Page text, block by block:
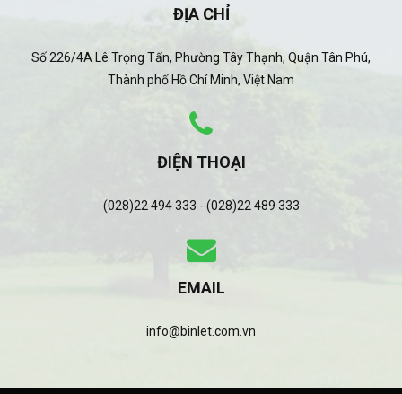
ĐỊA CHỈ
Số 226/4A Lê Trọng Tấn, Phường Tây Thạnh, Quận Tân Phú,
Thành phố Hồ Chí Minh, Việt Nam
ĐIỆN THOẠI
(028)22 494 333 - (028)22 489 333
EMAIL
info@binlet.com.vn